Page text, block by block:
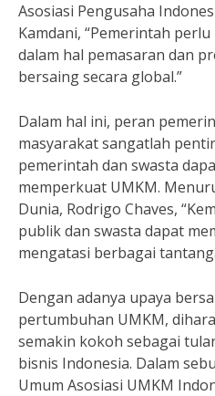
Asosiasi Pengusaha
Kamdani, “Pemerintah
dalam hal pemasaran dan
bersaing secara global.”
Dalam hal ini, peran
masyarakat sangatlah
pemerintah dan swasta
memperkuat UMKM.
Dunia, Rodrigo Chaves,
publik dan swasta dapat
mengatasi berbagai
Dengan adanya upaya
pertumbuhan UMKM,
semakin kokoh sebagai
bisnis Indonesia. Dalam
Umum Asosiasi UMKM